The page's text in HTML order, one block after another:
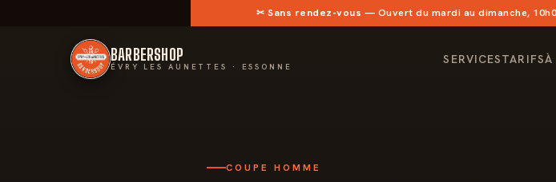
✂︎Sans rendez-vous — Ouvert du mardi au dimanche,
BARBERSHOP
ÉVRY LES AUNETTES · ESSONNE
SERVICESTARIFSÀ
COUPE HOMME